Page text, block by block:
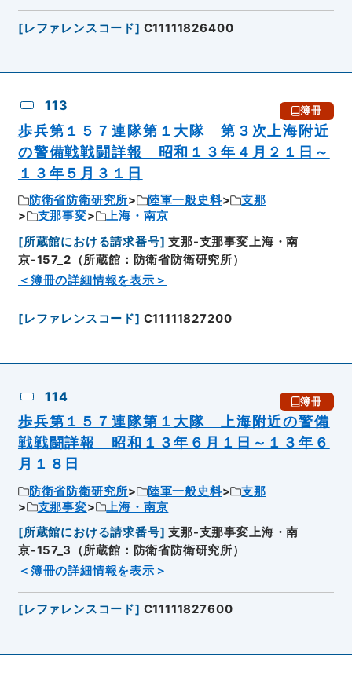
[レファレンスコード] C11111826400
113 簿冊
歩兵第１５７連隊第１大隊 第３次上海附近
の警備戦戦闘詳報 昭和１３年４月２１日～
１３年５月３１日
防衛省防衛研究所 陸軍一般史料
支那
支那事変
上海・南京
[所蔵館における請求番号] 支那-支那事変上海・南
京-157_2（所蔵館：防衛省防衛研究所）
＜簿冊の詳細情報を表示＞
[レファレンスコード] C11111827200
114 簿冊
歩兵第１５７連隊第１大隊 上海附近の警備
戦戦闘詳報 昭和１３年６月１日～１３年６
月１８日
防衛省防衛研究所 陸軍一般史料
支那
支那事変
上海・南京
[所蔵館における請求番号] 支那-支那事変上海・南
京-157_3（所蔵館：防衛省防衛研究所）
＜簿冊の詳細情報を表示＞
[レファレンスコード] C11111827600